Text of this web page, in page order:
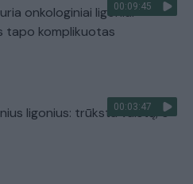
00:09:45
onkologiniai ligoniai
tapo komplikuotas
00:03:47
ligonius: trūksta vaistų, o